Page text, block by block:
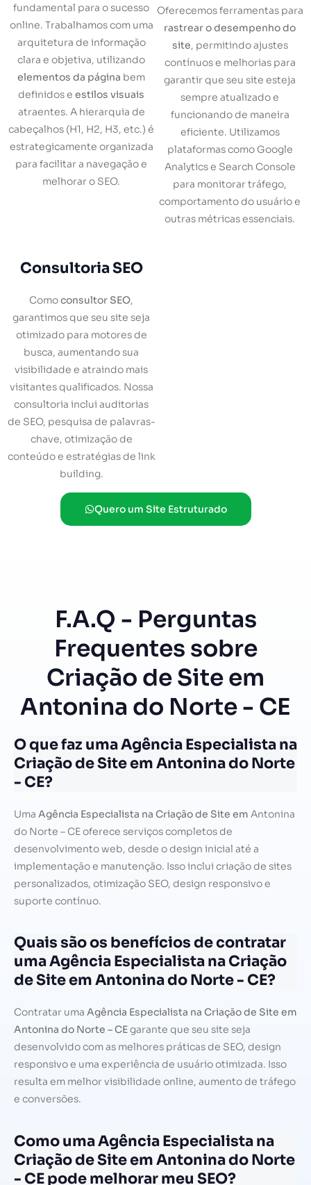
fundamental para o sucesso
online. Trabalhamos com uma
arquitetura de informação
clara e objetiva, utilizando
elementos da página bem
definidos e estilos visuais
atraentes. A hierarquia de
cabeçalhos (H1, H2, H3, etc.) é
estrategicamente organizada
para facilitar a navegação e
melhorar o SEO.
Oferecemos ferramentas para
rastrear o desempenho do
site, permitindo ajustes
contínuos e melhorias para
garantir que seu site esteja
sempre atualizado e
funcionando de maneira
eficiente. Utilizamos
plataformas como Google
Analytics e Search Console
para monitorar tráfego,
comportamento do usuário e
outras métricas essenciais.
Consultoria SEO
Comoconsultor SEO,
garantimos que seu site seja
otimizado para motores de
busca, aumentando sua
visibilidade e atraindo mais
visitantes qualificados. Nossa
consultoria inclui auditorias
de SEO, pesquisa de palavras-
chave, otimização de
conteúdo e estratégias de link
building.
Quero um Site Estruturado
F.A.Q - Perguntas
Frequentes sobre
Criação de Site em
Antonina do Norte - CE
O que faz uma Agência Especialista na
Criação de Site em Antonina do Norte
- CE?
Uma Agência Especialista na Criação de Site em Antonina
do Norte – CE oferece serviços completos de
desenvolvimento web, desde o design inicial até a
implementação e manutenção. Isso inclui criação de sites
personalizados, otimização SEO, design responsivo e
suporte contínuo.
Quais são os benefícios de contratar
uma Agência Especialista na Criação
de Site em Antonina do Norte - CE?
Contratar uma Agência Especialista na Criação de Site em
Antonina do Norte – CEgarante que seu site seja
desenvolvido com as melhores práticas de SEO, design
responsivo e uma experiência de usuário otimizada. Isso
resulta em melhor visibilidade online, aumento de tráfego
e conversões.
Como uma Agência Especialista na
Criação de Site em Antonina do Norte
- CE pode melhorar meu SEO?